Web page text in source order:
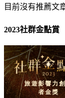
目前沒有推薦文
2023社群金點賞